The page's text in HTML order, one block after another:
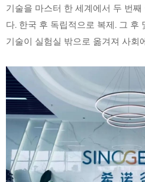
기술을 마스터 한 세계에서 두 번
다. 한국 후 독립적으로 복제. 그 후
기술이 실험실 밖으로 옮겨져 사회